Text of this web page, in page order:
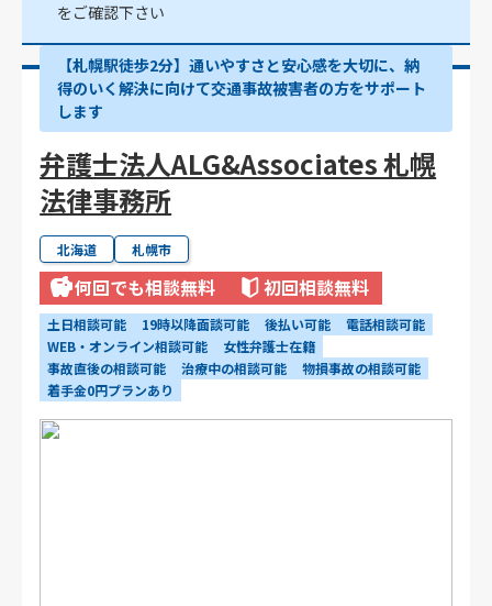
をご確認下さい
【札幌駅徒歩2分】通いやすさと安心感を大切に、納
得のいく解決に向けて交通事故被害者の方をサポート
します
弁護士法人ALG&Associates 札幌
法律事務所
北海道 札幌市
何回でも相談無料 初回相談無料
土日相談可能 19時以降面談可能 後払い可能
電話相談可能
WEB・オンライン相談可能
女性弁護士在籍
事故直後の相談可能
治療中の相談可能
物損事故の相談可能
着手金0円プランあり